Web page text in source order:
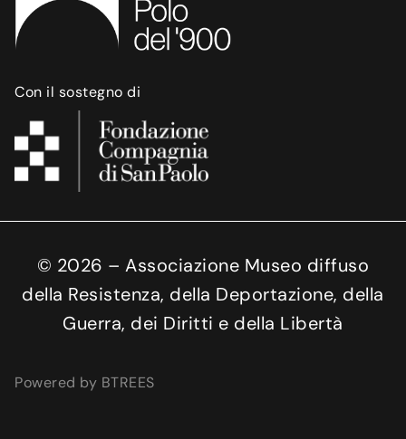
Con il sostegno di
© 2026 – Associazione Museo diffuso
della Resistenza, della Deportazione, della
Guerra, dei Diritti e della Libertà
Powered by BTREES